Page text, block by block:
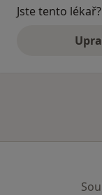
Jste tento lékař?